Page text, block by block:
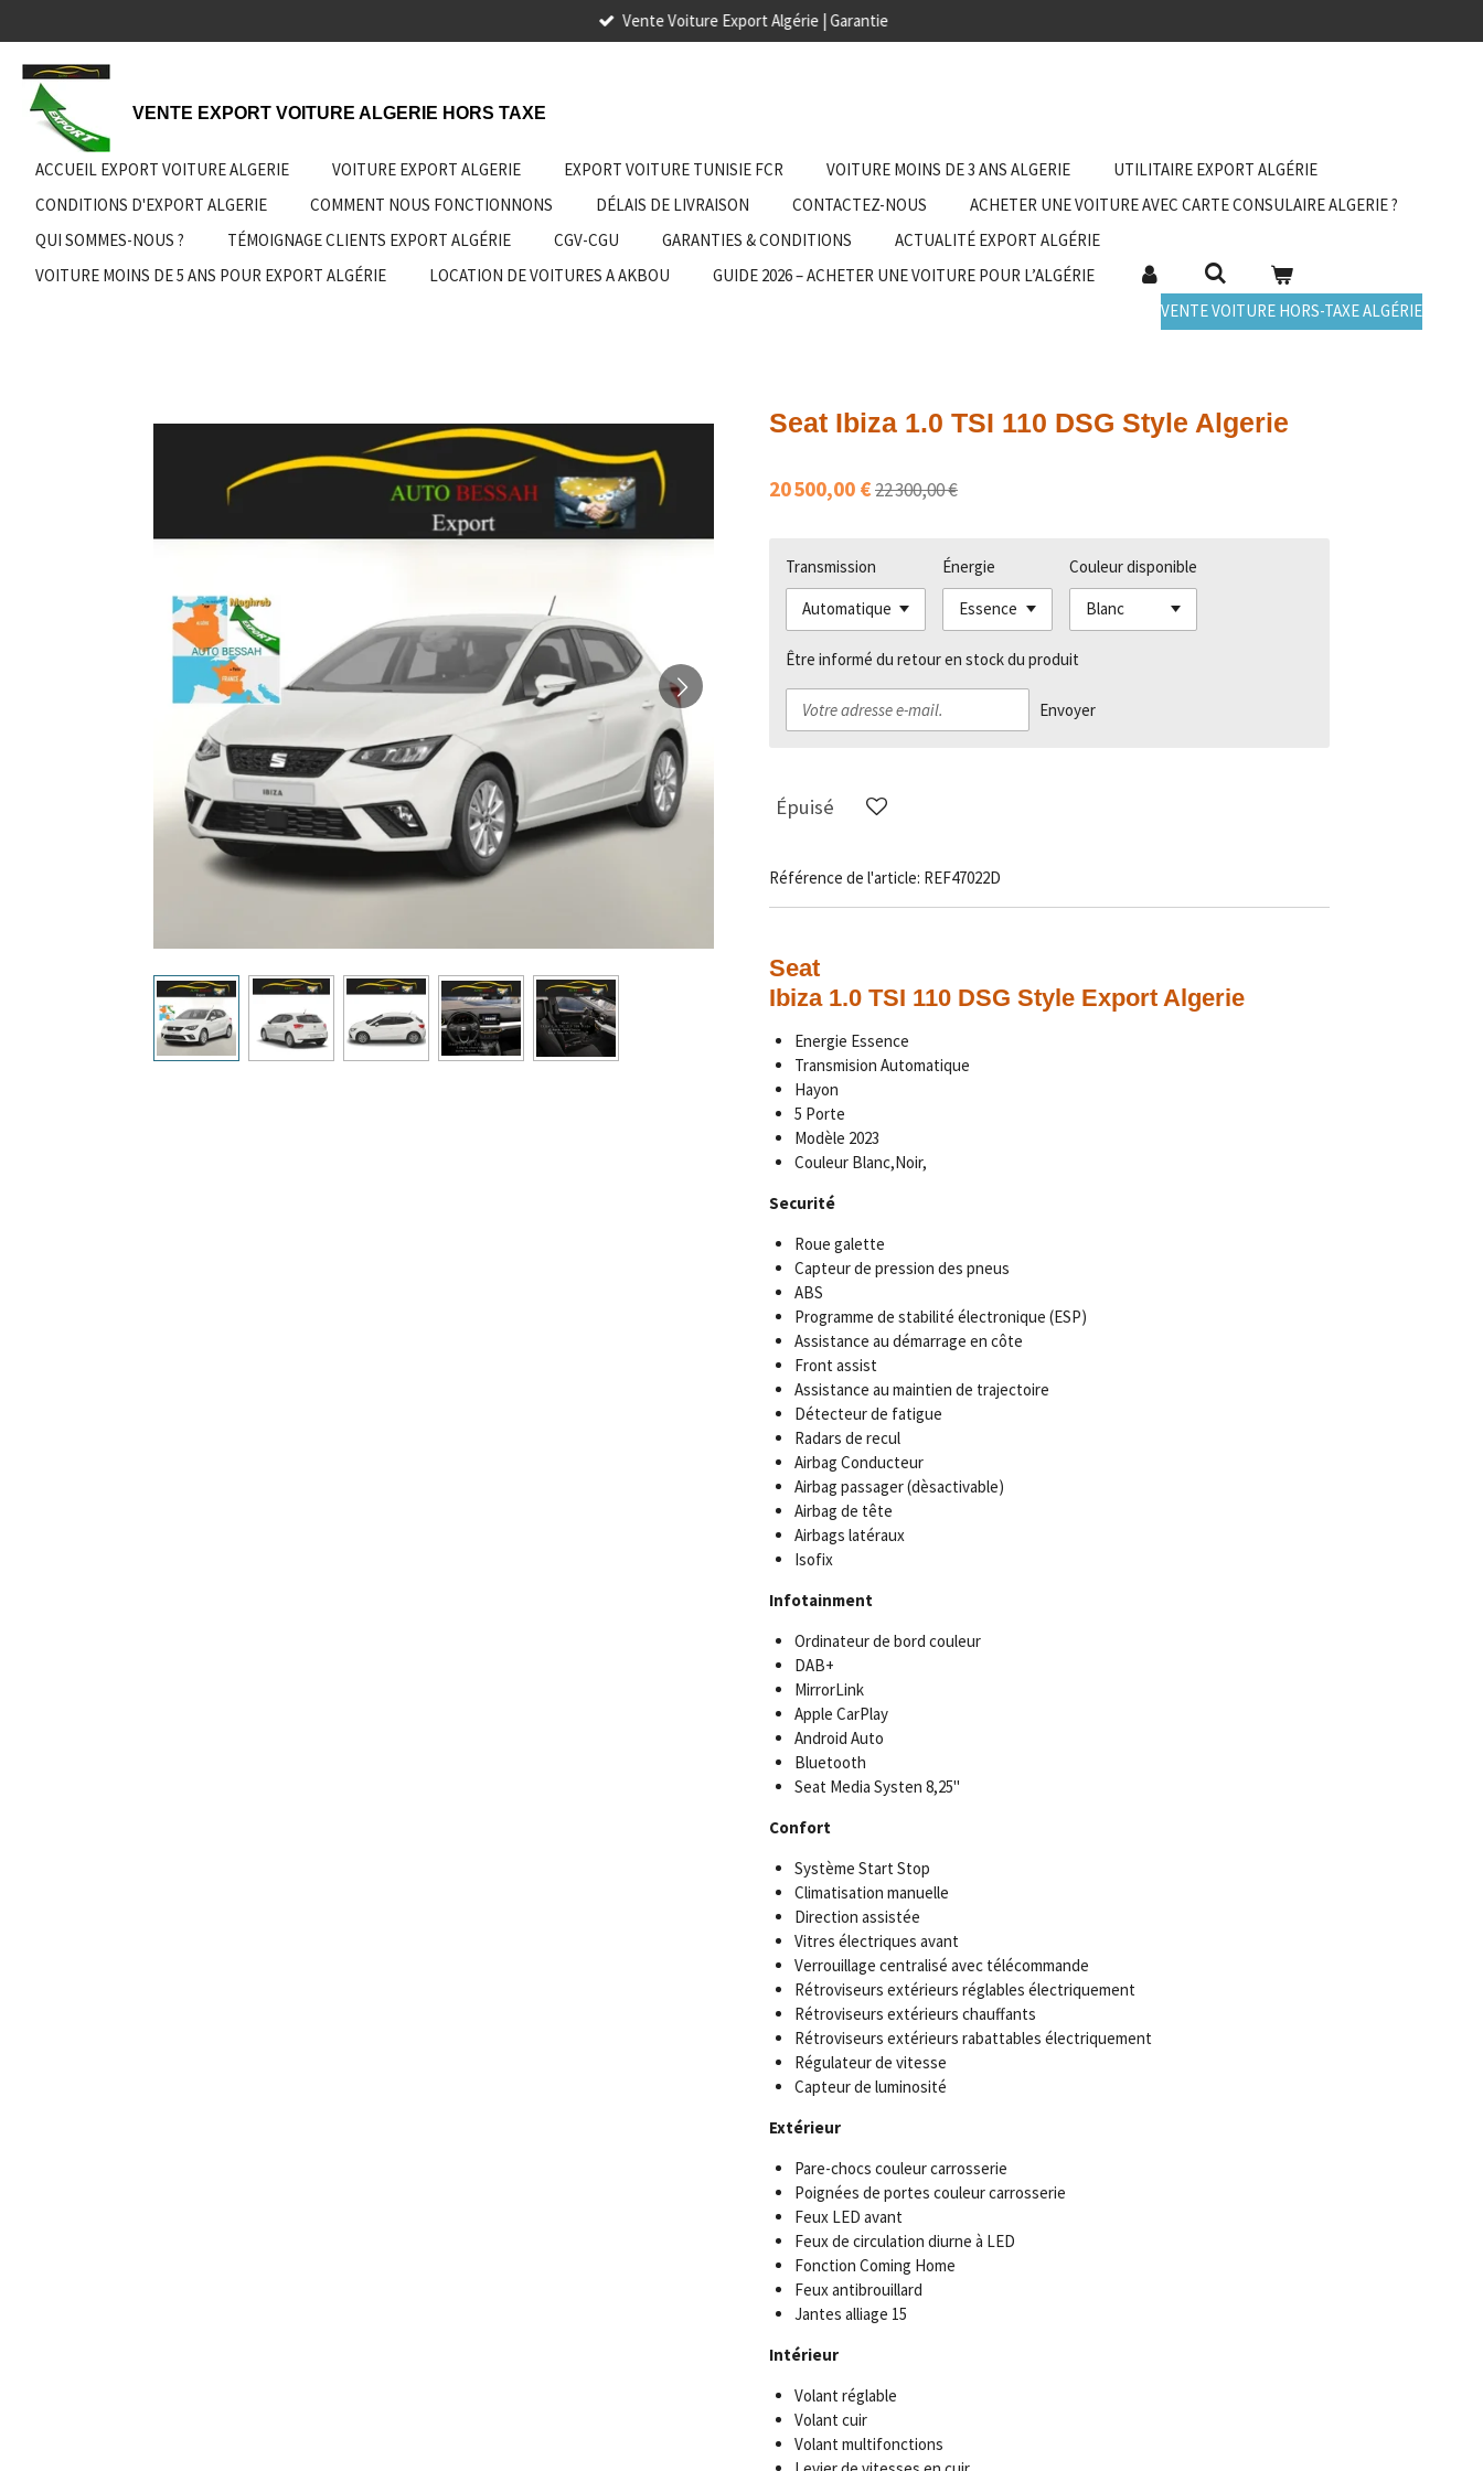
au
contenu
principal
Vente Voiture Export Algérie | Garantie
VENTE EXPORT VOITURE ALGERIE HORS TAXE
ACCUEIL EXPORT VOITURE ALGERIE VOITURE EXPORT ALGERIE EXPORT VOITURE TUNISIE FCR VOITURE MOINS DE 3 ANS ALGERIE
UTILITAIRE EXPORT ALGÉRIE
CONDITIONS D'EXPORT ALGERIE
COMMENT NOUS FONCTIONNONS DÉLAIS DE LIVRAISON CONTACTEZ-NOUS
ACHETER UNE VOITURE AVEC CARTE CONSULAIRE ALGERIE ?
QUI SOMMES-NOUS ?
TÉMOIGNAGE CLIENTS EXPORT ALGÉRIE CGV-CGU GARANTIES & CONDITIONS
ACTUALITÉ EXPORT ALGÉRIE
VOITURE MOINS DE 5 ANS POUR EXPORT ALGÉRIE
LOCATION DE VOITURES A AKBOU
GUIDE 2026 – ACHETER UNE VOITURE POUR L’ALGÉRIE
VENTE VOITURE HORS-TAXE ALGÉRIE
Seat Ibiza 1.0 TSI 110 DSG Style Algerie
20 500,00 €22 300,00 €
Transmission Énergie Couleur disponible
Être informé du retour en stock du produit
Envoyer
Épuisé
Référence de l'article: REF47022D
Seat
Ibiza 1.0 TSI 110 DSG Style Export Algerie
Energie Essence
Transmision Automatique
Hayon
5 Porte
Modèle 2023
Couleur Blanc,Noir,
Securité
Roue galette
Capteur de pression des pneus
ABS
Programme de stabilité électronique (ESP)
Assistance au démarrage en côte
Front assist
Assistance au maintien de trajectoire
Détecteur de fatigue
Radars de recul
Airbag Conducteur
Airbag passager (dèsactivable)
Airbag de tête
Airbags latéraux
Isofix
Infotainment
Ordinateur de bord couleur
DAB+
MirrorLink
Apple CarPlay
Android Auto
Bluetooth
Seat Media Systen 8,25"
Confort
Système Start Stop
Climatisation manuelle
Direction assistée
Vitres électriques avant
Verrouillage centralisé avec télécommande
Rétroviseurs extérieurs réglables électriquement
Rétroviseurs extérieurs chauffants
Rétroviseurs extérieurs rabattables électriquement
Régulateur de vitesse
Capteur de luminosité
Extérieur
Pare-chocs couleur carrosserie
Poignées de portes couleur carrosserie
Feux LED avant
Feux de circulation diurne à LED
Fonction Coming Home
Feux antibrouillard
Jantes alliage 15
Intérieur
Volant réglable
Volant cuir
Volant multifonctions